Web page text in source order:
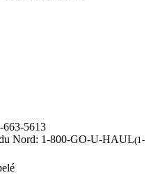
663-5613
Nord: 1-800-GO-U-HAUL(1-